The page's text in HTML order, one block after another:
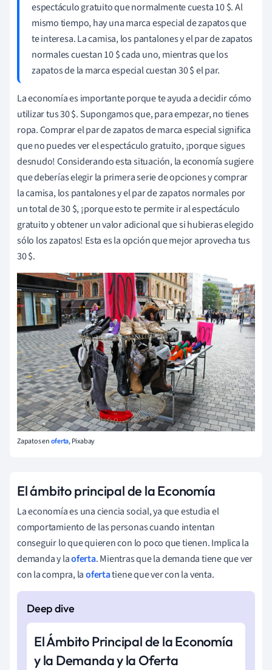
espectáculo gratuito que normalmente cuesta 10 $. Al
mismo tiempo, hay una marca especial de zapatos que
te interesa. La camisa, los pantalones y el par de zapatos
normales cuestan 10 $ cada uno, mientras que los
zapatos de la marca especial cuestan 30 $ el par.
La economía es importante porque te ayuda a decidir cómo
utilizar tus 30 $. Supongamos que, para empezar, no tienes
ropa. Comprar el par de zapatos de marca especial significa
que no puedes ver el espectáculo gratuito, ¡porque sigues
desnudo! Considerando esta situación, la economía sugiere
que deberías elegir la primera serie de opciones y comprar
la camisa, los pantalones y el par de zapatos normales por
un total de 30 $, ¡porque esto te permite ir al espectáculo
gratuito y obtener un valor adicional que si hubieras elegido
sólo los zapatos! Esta es la opción que mejor aprovecha tus
30 $.
Zapatos enoferta, Pixabay
El ámbito principal de la Economía
La economía es una ciencia social, ya que estudia el
comportamiento de las personas cuando intentan
conseguir lo que quieren con lo poco que tienen. Implica la
demanda y laoferta. Mientras que la demanda tiene que ver
con la compra, laofertatiene que ver con la venta.
El Ámbito Principal de la Economía
y la Demanda y la Oferta